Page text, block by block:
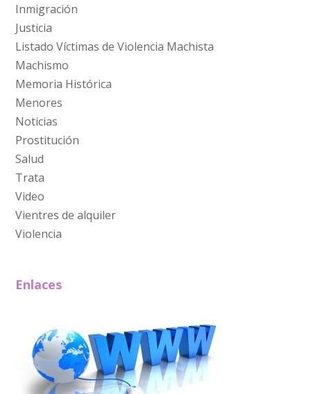
Inmigración
Justicia
Listado Víctimas de Violencia Machista
Machismo
Memoria Histórica
Menores
Noticias
Prostitución
Salud
Trata
Video
Vientres de alquiler
Violencia
Enlaces